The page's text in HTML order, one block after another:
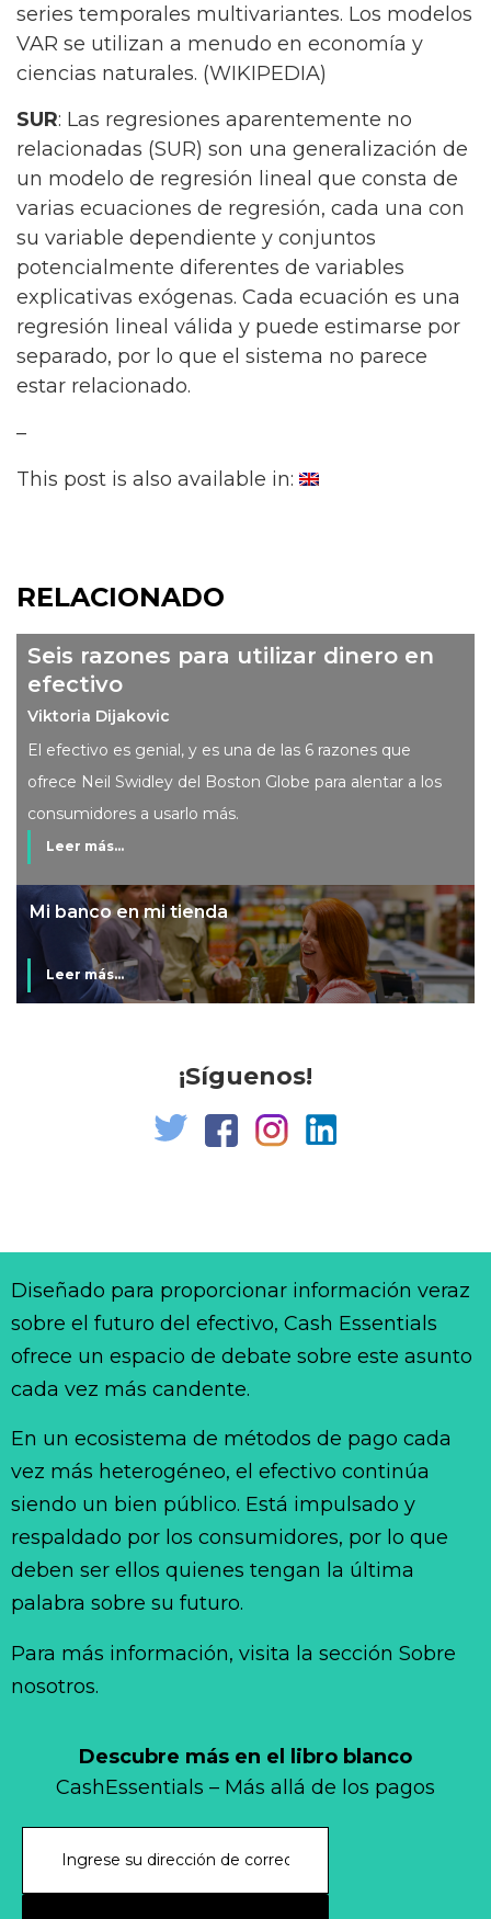
series temporales multivariantes. Los modelos
VAR se utilizan a menudo en economía y
ciencias naturales. (WIKIPEDIA)
SUR: Las regresiones aparentemente no
relacionadas (SUR) son una generalización de
un modelo de regresión lineal que consta de
varias ecuaciones de regresión, cada una con
su variable dependiente y conjuntos
potencialmente diferentes de variables
explicativas exógenas. Cada ecuación es una
regresión lineal válida y puede estimarse por
separado, por lo que el sistema no parece
estar relacionado.
–
This post is also available in:
RELACIONADO
Seis razones para utilizar dinero en
efectivo
Viktoria Dijakovic
El efectivo es genial, y es una de las 6 razones que
ofrece Neil Swidley del Boston Globe para alentar a los
consumidores a usarlo más.
Leer más...
Mi banco en mi tienda
Leer más...
¡Síguenos!
Descubre más en el libro blanco
CashEssentials – Más allá de los pagos
Diseñado para proporcionar información veraz
sobre el futuro del efectivo, Cash Essentials
ofrece un espacio de debate sobre este asunto
cada vez más candente.
En un ecosistema de métodos de pago cada
vez más heterogéneo, el efectivo continúa
siendo un bien público. Está impulsado y
respaldado por los consumidores, por lo que
deben ser ellos quienes tengan la última
palabra sobre su futuro.
Para más información, visita la sección Sobre
nosotros.